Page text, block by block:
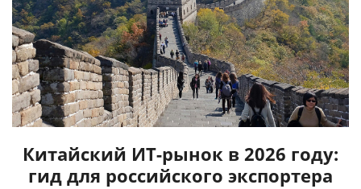
Китайский ИТ-рынок в 2026 году:
гид для российского экспортера